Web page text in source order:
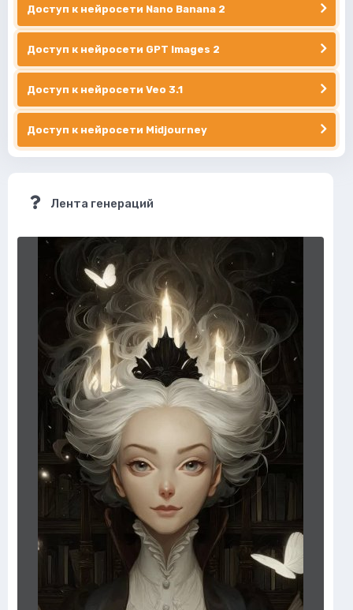
Доступ к нейросети Nano Banana 2
Доступ к нейросети GPT Images 2
Доступ к нейросети Veo 3.1
Доступ к нейросети Midjourney
Лента генераций